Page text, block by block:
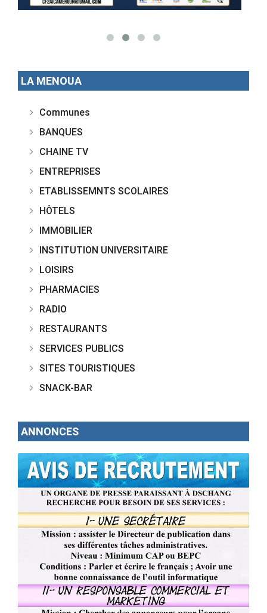
LA MENOUA
Communes
BANQUES
CHAINE TV
ENTREPRISES
ETABLISSEMNTS SCOLAIRES
HÔTELS
IMMOBILIER
INSTITUTION UNIVERSITAIRE
LOISIRS
PHARMACIES
RADIO
RESTAURANTS
SERVICES PUBLICS
SITES TOURISTIQUES
SNACK-BAR
ANNONCES